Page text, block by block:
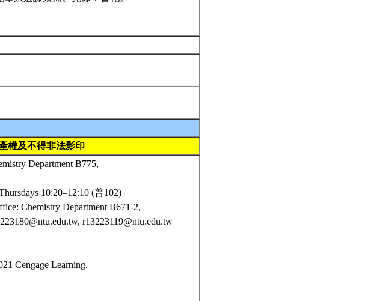
權及不得非法影印
Department B775,
10:20–12:10 (普102)
Chemistry Department B671-2,
r13223119@ntu.edu.tw
Cengage Learning.